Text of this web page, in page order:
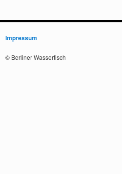
Impressum
© Berliner Wassertisch